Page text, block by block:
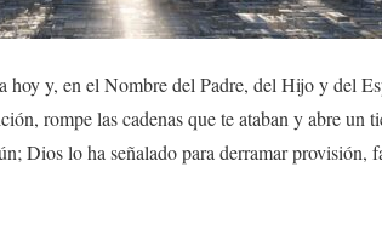
y, en el Nombre del Padre, del Hijo y del
rompe las cadenas que te ataban y abre un
Dios lo ha señalado para derramar